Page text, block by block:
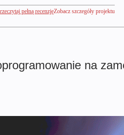
pełną recenzjęZobacz szczegóły projektu
na